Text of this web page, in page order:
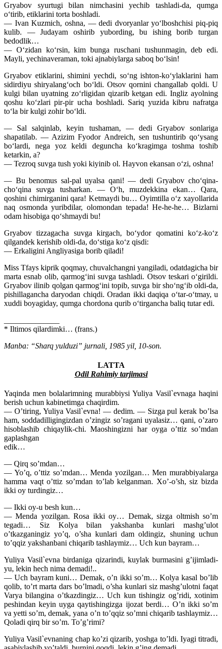
Gryabov syurtugi bilan nimchasini yechib tashladi-da, qumga
o‘tirib, etiklarini torta boshladi.
— Ivan Kuzmich, oshna, — dedi dvoryanlar yo‘lboshchisi piq-piq
kulib. — Judayam oshirib yubording, bu ishing borib turgan
bedodlik…
— O‘zidan ko‘rsin, kim bunga ruschani tushunmagin, deb edi.
Mayli, yechinaveraman, toki ajnabiylarga saboq bo‘lsin!
Gryabov etiklarini, shimini yechdi, so‘ng ishton-ko‘ylaklarini ham
sidirdiyu shiryalang‘och bo‘ldi. Otsov qornini changallab qoldi. U
kulgi bilan uyatning zo‘rligidan qizarib ketgan edi. Ingliz ayolning
qoshu ko‘zlari pir-pir ucha boshladi. Sariq yuzida kibru nafratga
to‘la bir kulgi zohir bo‘ldi.
— Sal salqinlab, keyin tushaman, — dedi Gryabov sonlariga
shapatilab. — Azizim Fyodor Andreich, sen tushuntirib qo‘ysang
bo‘lardi, nega yoz keldi deguncha ko‘kragimga toshma toshib
ketarkin, a?
— Tezroq suvga tush yoki kiyinib ol. Hayvon ekansan o‘zi, oshna!
— Bu benomus sal-pal uyalsa qani! — dedi Gryabov cho‘qina-
cho‘qina suvga tusharkan. — O‘h, muzdekkina ekan… Qara,
qoshini chimirganini qara! Ketmaydi bu… Oyimtilla o‘z xayollarida
naq osmonda yuribdilar, olomondan tepada! He-he-he… Bizlarni
odam hisobiga qo‘shmaydi bu!
Gryabov tizzagacha suvga kirgach, bo‘ydor qomatini ko‘z-ko‘z
qilgandek kerishib oldi-da, do‘stiga ko‘z qisdi:
— Erkaligini Angliyasiga borib qiladi!
Miss Tfays kiprik qoqmay, chuvalchangni yangiladi, odatdagicha bir
marta esnab olib, qarmog‘ini suvga tashladi. Otsov teskari o‘girildi.
Gryabov ilinib qolgan qarmog‘ini topib, suvga bir sho‘ng‘ib oldi-da,
pishillagancha daryodan chiqdi. Oradan ikki daqiqa o‘tar-o‘tmay, u
xuddi boyagiday, qumga chordona qurib o‘tirgancha baliq tutar edi.
* Iltimos qilardimki… (frans.)
Manba: “Sharq yulduzi” jurnali, 1985 yil, 10-son.
LATTA
Odil Rahimiy tarjimasi
Yaqinda men bolalarimning murabbiysi Yuliya Vasil`evnaga haqini
berish uchun kabinetimga chaqirdim.
— O’tiring, Yuliya Vasil`evna! — dedim. — Sizga pul kerak bo’lsa
ham, soddadilligingizdan o’zingiz so’ragani uyalasiz… qani, o’zaro
hisoblashib chiqaylik-chi. Maoshingizni har oyga o’ttiz so’mdan
gaplashgan
edik…
— Qirq so’mdan…
— Yo’q, o’ttiz so’mdan… Menda yozilgan… Men murabbiyalarga
hamma vaqt o’ttiz so’mdan to’lab kelganman. Xo’-o’sh, siz bizda
ikki oy turdingiz…
— Ikki oy-u besh kun…
— Menda yozilgan. Rosa ikki oy… Demak, sizga oltmish so’m
tegadi… Siz Kolya bilan yakshanba kunlari mashg’ulot
o’tkazganingiz yo’q, o’sha kunlari dam oldingiz, shuning uchun
to’qqiz yakshanbani chiqarib tashlaymiz… Uch kun bayram…
Yuliya Vasil`evna birdaniga qizarindi, kuylak burmasini g’ijimladi-
yu, lekin hech nima demadi!..
— Uch bayram kuni… Demak, o’n ikki so’m… Kolya kasal bo’lib
qolib, to’rt marta dars bo’lmadi, o’sha kunlari siz mashg’ulotni faqat
Varya bilangina o’tkazdingiz… Uch kun tishingiz og’ridi, xotinim
peshindan keyin uyga qaytishingizga ijozat berdi… O’n ikki so’m
va yetti so’m, demak, yana o’n to’qqiz so’mni chiqarib tashlaymiz…
Qoladi qirq bir so’m. To’g’rimi?
Yuliya Vasil`evnaning chap ko’zi qizarib, yoshga to’ldi. Iyagi titradi,